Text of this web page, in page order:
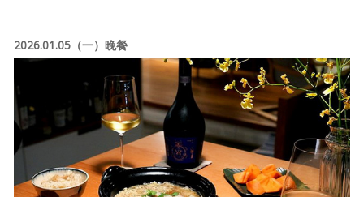
2026.01.05（一）晚餐